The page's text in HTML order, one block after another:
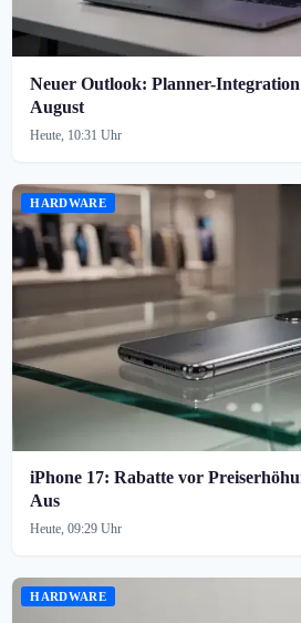
Neuer Outlook: Planner-
August
Heute, 10:31 Uhr
HARDWARE
iPhone 17: Rabatte vor
Aus
Heute, 09:29 Uhr
HARDWARE